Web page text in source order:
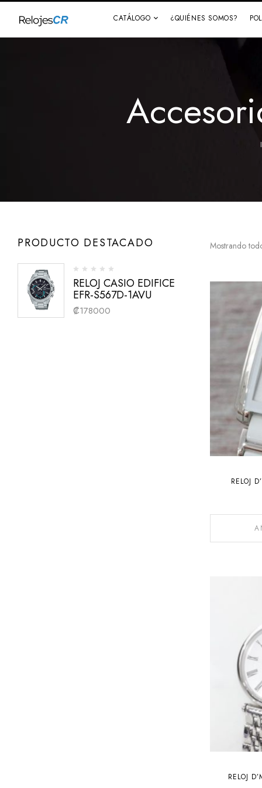
CATÁLOGO ¿QUIÉNES SOMOS?
PRODUCTO DESTACADO
RELOJ CASIO EDIFICE
EFR-S567D-1AVU
₡178000
Mostrando
RELOJ
RELOJ